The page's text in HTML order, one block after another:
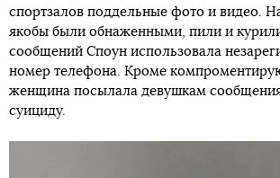
спортзалов поддельные фото и видео.
якобы были обнаженными, пили и
сообщений Споун использовала
номер телефона. Кроме
женщина посылала девушкам
суициду.